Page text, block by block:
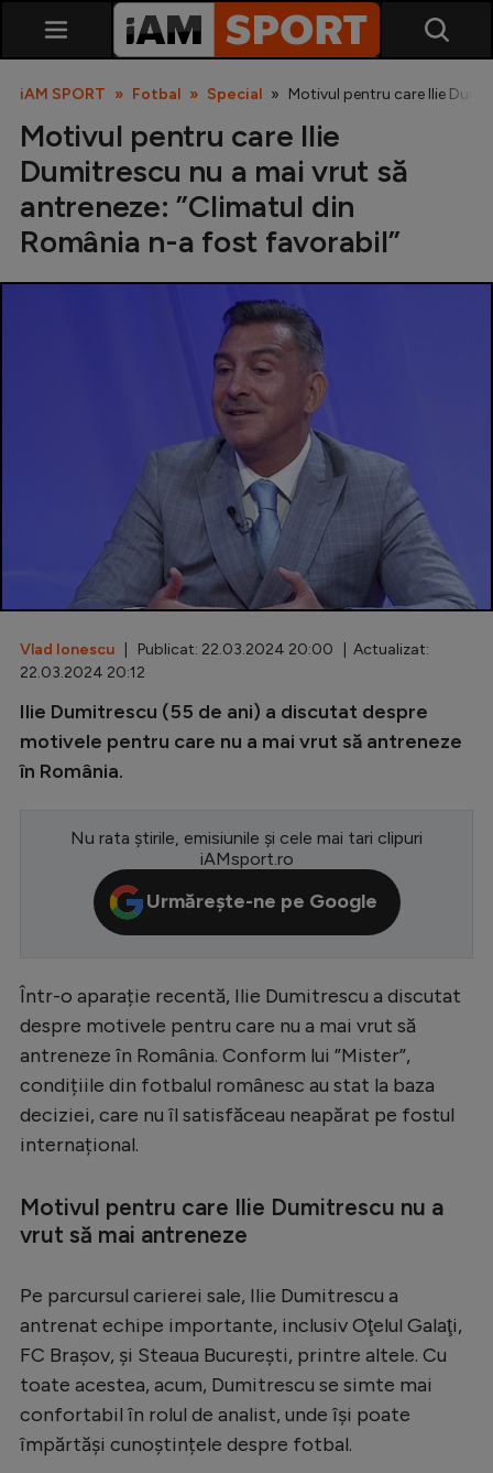
SuperLiga
Cupa României
Echipa Națională
U21
Fotbal feminin
Special
Diverse
Inedit
Clasamente
Conference League
CM 2026
Premier League
Serie A
Bundesliga
Ligue 1
EURO 2024
Clasamente
Tenis
Handbal
iAM SPORT Fotbal Special Motivul pentru care Ilie
Motivul pentru care Ilie
Dumitrescu nu a mai vrut să
antreneze: ”Climatul din
România n-a fost favorabil”
Vlad Ionescu | Publicat: 22.03.2024 20:00 | Actualizat:
22.03.2024 20:12
Ilie Dumitrescu (55 de ani) a discutat despre
motivele pentru care nu a mai vrut să antreneze
în România.
Nu rata știrile, emisiunile și cele mai tari clipuri
iAMsport.ro
Urmărește-ne pe Google
Într-o aparație recentă, Ilie Dumitrescu a discutat
despre motivele pentru care nu a mai vrut să
antreneze în România. Conform lui ”Mister”,
condițiile din fotbalul românesc au stat la baza
deciziei, care nu îl satisfăceau neapărat pe fostul
internațional.
Motivul pentru care Ilie Dumitrescu nu a
vrut să mai antreneze
Pe parcursul carierei sale, Ilie Dumitrescu a
antrenat echipe importante, inclusiv Oţelul Galaţi,
FC Braşov, și Steaua București, printre altele. Cu
toate acestea, acum, Dumitrescu se simte mai
confortabil în rolul de analist, unde își poate
împărtăși cunoștințele despre fotbal.